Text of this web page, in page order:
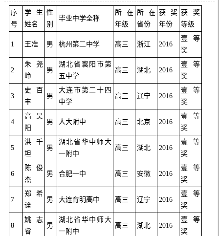
序
号
学生
姓名
性
别
毕业中学全称
所在
年级
所在
省份
获奖
年份
获奖
等级
1 王准 男 杭州第二中学 高三 浙江 2016
壹等
奖
2
朱尧
峥
男
湖北省襄阳市第
五中学
高三 湖北 2016
壹等
奖
3
史百
丰
男
大连市第二十四
中学
高三 辽宁 2016
壹等
奖
4
高昊
阳
男 人大附中 高三 北京 2016
壹等
奖
5
洪千
坦
男
湖北省华中师大
一附中
高三 湖北 2016
壹等
奖
6
陈俊
杰
男 合肥一中 高三 安徽 2016
壹等
奖
7
郑希
诠
男 大连育明高中 高三 辽宁 2016
壹等
奖
8
姚志
睿
男
湖北省华中师大
一附中
高三 湖北 2016
壹等
奖